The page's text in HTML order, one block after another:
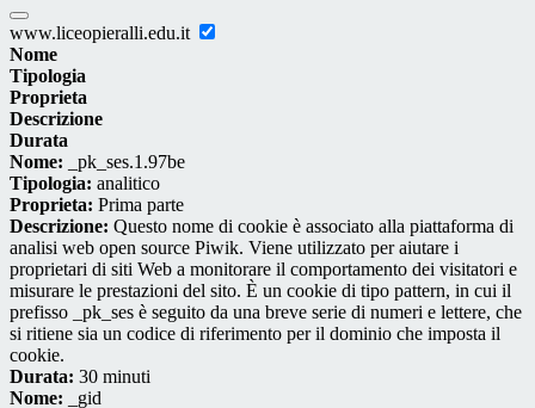
www.liceopieralli.edu.it
Nome
Tipologia
Proprieta
Descrizione
Durata
Nome: _pk_ses.1.97be
Tipologia: analitico
Proprieta: Prima parte
Descrizione: Questo nome di cookie è associato alla piattaforma di
analisi web open source Piwik. Viene utilizzato per aiutare i
proprietari di siti Web a monitorare il comportamento dei visitatori e
misurare le prestazioni del sito. È un cookie di tipo pattern, in cui il
prefisso _pk_ses è seguito da una breve serie di numeri e lettere, che
si ritiene sia un codice di riferimento per il dominio che imposta il
cookie.
Durata: 30 minuti
Nome: _gid